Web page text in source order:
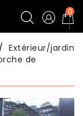
0
Extérieur/jardin
de